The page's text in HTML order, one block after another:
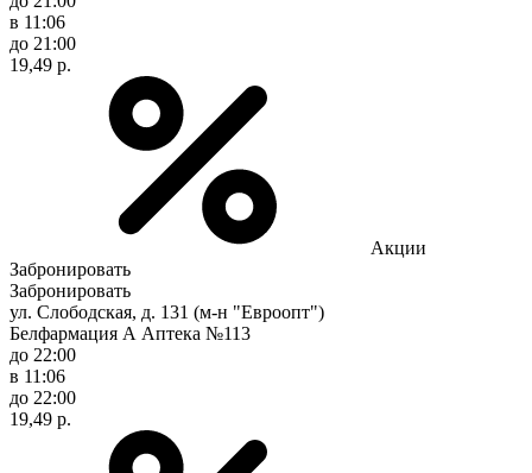
в 11:06
до 21:00
19,49 р.
Акции
Забронировать
Забронировать
ул. Слободская, д. 131 (м-н "Евроопт")
Белфармация А Аптека №113
до 22:00
в 11:06
до 22:00
19,49 р.